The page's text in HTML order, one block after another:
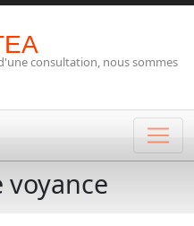
consultation, nous sommes
voyance